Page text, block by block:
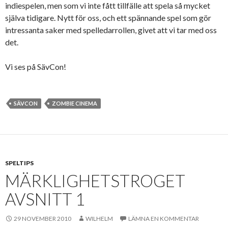
indiespelen, men som vi inte fått tillfälle att spela så mycket
själva tidigare. Nytt för oss, och ett spännande spel som gör
intressanta saker med spelledarrollen, givet att vi tar med oss
det.
Vi ses på SävCon!
SÄVCON ZOMBIE CINEMA
SPELTIPS
MÄRKLIGHETSTROGET
AVSNITT 1
29 NOVEMBER 2010 WILHELM LÄMNA EN KOMMENTAR